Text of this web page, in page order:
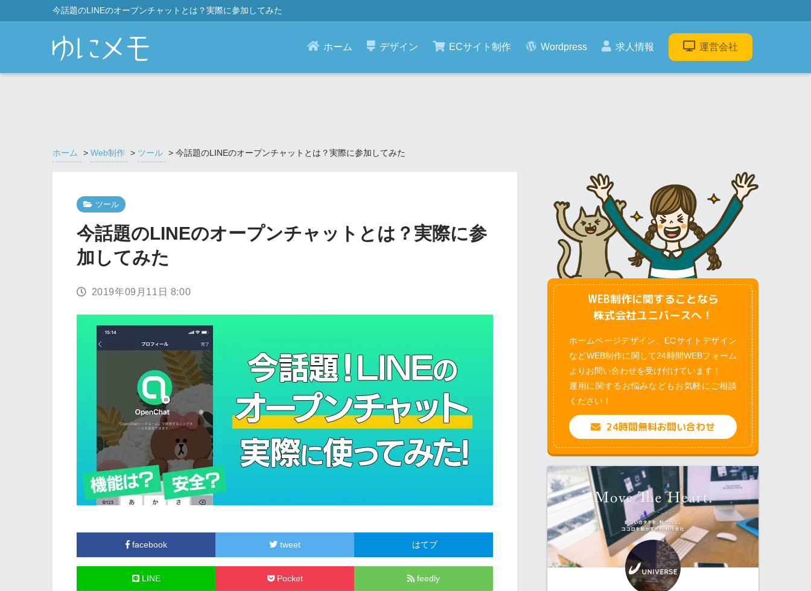
今話題のLINEのオープンチャットとは？実際に参加してみた
ホーム デザイン ECサイト制作 Wordpress 求人情報 運営会社
ホーム > Web制作 > ツール > 今話題のLINEのオープンチャットとは？実際に参加してみた
ツール
今話題のLINEのオープンチャットとは？実際に参
加してみた
2019年09月11日 8:00
facebook tweet はてブ
LINE Pocket feedly
WEB制作に関することなら
株式会社ユニバースへ！
ホームページデザイン、ECサイトデザイン
などWEB制作に関して24時間WEBフォーム
よりお問い合わせを受け付けています！
運用に関するお悩みなどもお気軽にご相談
ください！
24時間無料お問い合わせ